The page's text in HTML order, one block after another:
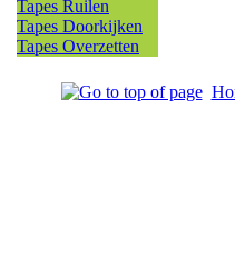
Tapes Ruilen
Tapes Doorkijken
Tapes Overzetten